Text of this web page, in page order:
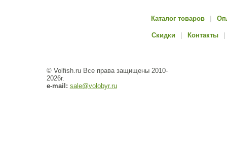
Каталог товаров
Скидки Контакты
© Volfish.ru Все права защищены 2010-
2026г.
e-mail: sale@volobyr.ru